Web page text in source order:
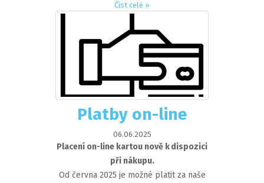
Číst celé »
Platby on-line
06.06.2025
Placení on-line kartou nově k dispozici
při nákupu.
Od června 2025 je možné platit za naše